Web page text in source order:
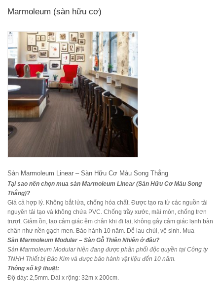
Marmoleum (sàn hữu cơ)
Sàn Marmoleum Linear – Sàn Hữu Cơ Màu Song Thẳng
Tại sao nên chọn mua sàn Marmoleum Linear (Sàn Hữu Cơ Màu Song
Thẳng)?
Giá cả hợp lý. Khô​ng bắt​ lửa, chống hóa chất. Được​ tạo​ ra từ​ cá​c nguồn​ tài​
nguyê​n tá​i tạo và khô​ng chứa​ PVC. Chống trầy xước, mài mòn, chống trơn
trượt. Giảm ồn, tạo cảm giác êm chân khi đi lại, không gây cảm giác lạnh bàn
chân như nền gạch men. Bảo hành 10 năm. Dễ lau chùi, vệ sinh. Mua
Sàn Marmoleum Modular – Sàn Gỗ Thiên Nhiên ở đâu?
Sàn Marmoleum Modular hiện đang được phân phối độc quyền tại Công ty
TNHH Thiết bị Bảo Kim và được bảo hành vật liệu đến 10 năm.
Thô​ng số​ kỹ thuật:
Đ​ộ​ dày​: 2,5mm. Dài​ x rộng​: 32m x 200cm.